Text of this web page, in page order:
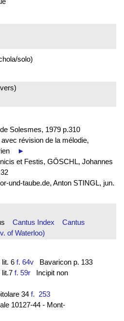
solo)
Solesmes, 1979 p.310
révision de la mélodie,
►
et Festis, GÖSCHL, Johannes
und-taube.de, Anton STINGL, jun.
Cantus Index
Cantus
of Waterloo)
lit. 6 f. 64v Bavaricon p. 133
lit.7 f. 59r Incipit non
34 f. 253
10127-44 - Mont-